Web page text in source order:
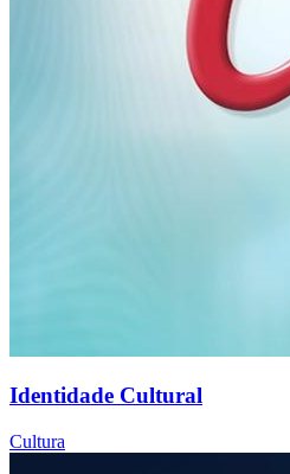
Identidade Cultural
Cultura